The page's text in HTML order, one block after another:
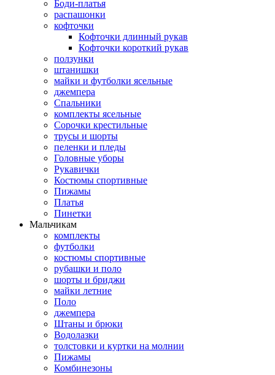
Боди-платья
распашонки
кофточки
Кофточки длинный рукав
Кофточки короткий рукав
ползунки
штанишки
майки и футболки ясельные
джемпера
Спальники
комплекты ясельные
Сорочки крестильные
трусы и шорты
пеленки и пледы
Головные уборы
Рукавички
Костюмы спортивные
Пижамы
Платья
Пинетки
Мальчикам
комплекты
футболки
костюмы спортивные
рубашки и поло
шорты и бриджи
майки летние
Поло
джемпера
Штаны и брюки
Водолазки
толстовки и куртки на молнии
Пижамы
Комбинезоны